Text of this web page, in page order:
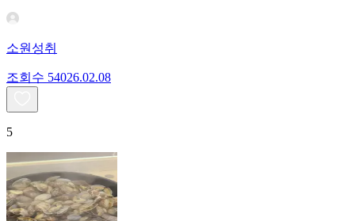
소원성취
조회수 54026.02.08
5